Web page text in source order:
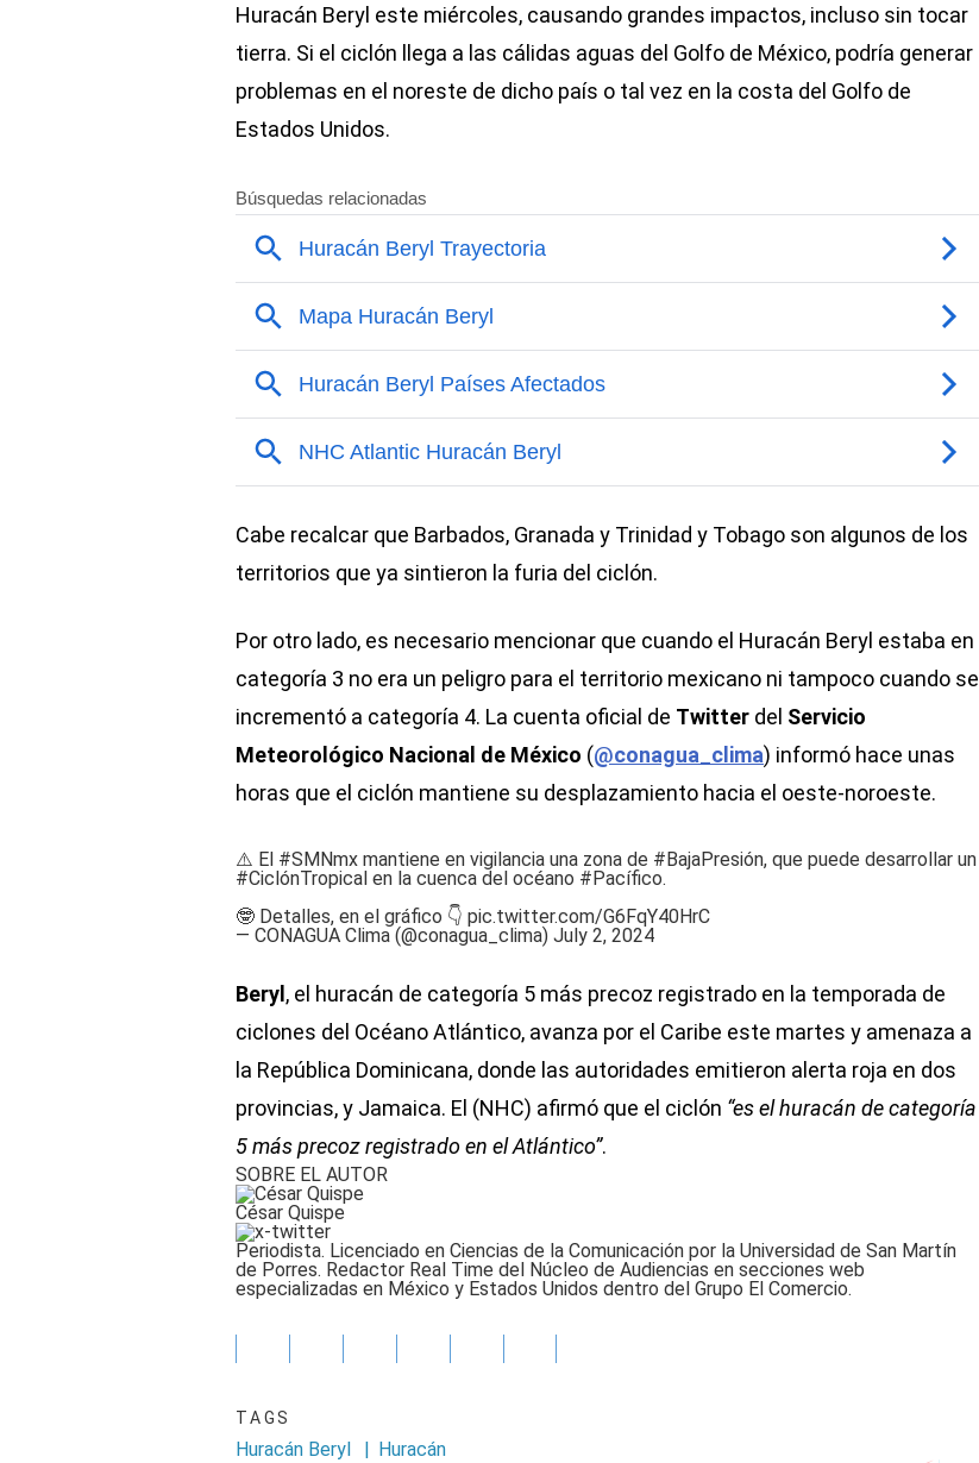
Huracán Beryl este miércoles, causando grandes impactos, incluso sin tocar
tierra. Si el ciclón llega a las cálidas aguas del Golfo de México, podría generar
problemas en el noreste de dicho país o tal vez en la costa del Golfo de
Estados Unidos.
Cabe recalcar que Barbados, Granada y Trinidad y Tobago son algunos de los
territorios que ya sintieron la furia del ciclón.
Por otro lado, es necesario mencionar que cuando el Huracán Beryl estaba en
categoría 3 no era un peligro para el territorio mexicano ni tampoco cuando se
incrementó a categoría 4. La cuenta oficial de Twitter del Servicio
Meteorológico Nacional de México (@conagua_clima) informó hace unas
horas que el ciclón mantiene su desplazamiento hacia el oeste-noroeste.
⚠️ El #SMNmx mantiene en vigilancia una zona de #BajaPresión, que puede desarrollar un
#CiclónTropical en la cuenca del océano #Pacífico.
🤓 Detalles, en el gráfico 👇 pic.twitter.com/G6FqY40HrC
— CONAGUA Clima (@conagua_clima) July 2, 2024
Beryl , el huracán de categoría 5 más precoz registrado en la temporada de
ciclones del Océano Atlántico, avanza por el Caribe este martes y amenaza a
la República Dominicana, donde las autoridades emitieron alerta roja en dos
provincias, y Jamaica. El (NHC) afirmó que el ciclón “es el huracán de categoría
5 más precoz registrado en el Atlántico”.
SOBRE EL AUTOR
César Quispe
Periodista. Licenciado en Ciencias de la Comunicación por la Universidad de San Martín
de Porres. Redactor Real Time del Núcleo de Audiencias en secciones web
especializadas en México y Estados Unidos dentro del Grupo El Comercio.
TAGS
Huracán Beryl | Huracán